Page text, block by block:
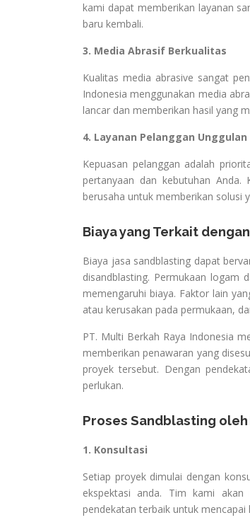
kami dapat memberikan layanan
baru kembali.
3. Media Abrasif Berkualitas
Kualitas media abrasive sangat
Indonesia menggunakan media
lancar dan memberikan hasil yang
4. Layanan Pelanggan Unggulan
Kepuasan pelanggan adalah
pertanyaan dan kebutuhan
berusaha untuk memberikan solusi
Biaya yang Terkait
Biaya jasa sandblasting dapat
disandblasting. Permukaan logam
memengaruhi biaya. Faktor lain
atau kerusakan pada permukaan,
PT. Multi Berkah Raya Indonesia
memberikan penawaran yang
proyek tersebut. Dengan
perlukan.
Proses Sandblasting oleh
1. Konsultasi
Setiap proyek dimulai dengan
ekspektasi anda. Tim kami akan
pendekatan terbaik untuk mencapai